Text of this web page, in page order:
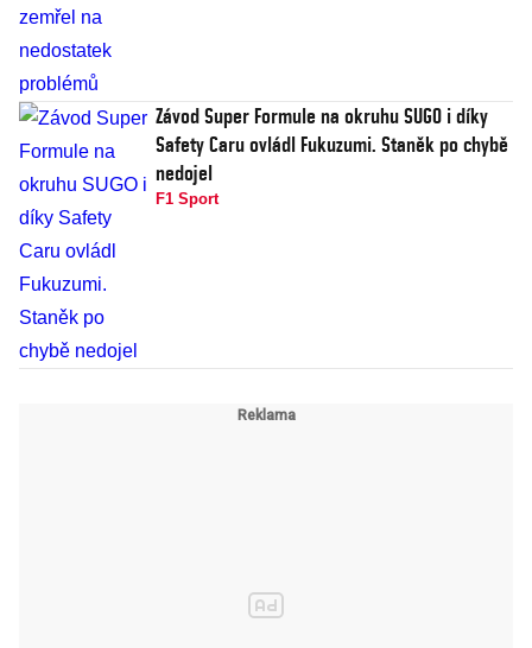
Závod Super Formule na okruhu SUGO i díky
Safety Caru ovládl Fukuzumi. Staněk po chybě
nedojel
F1 Sport